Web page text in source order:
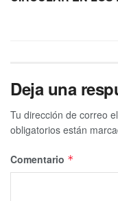
Deja una
Tu dirección de correo
obligatorios están
Comentario *